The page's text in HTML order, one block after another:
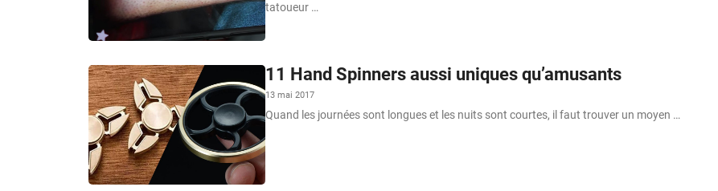
tatoueur …
11 Hand Spinners aussi uniques qu’amusants
13 mai 2017
Quand les journées sont longues et les nuits sont courtes, il faut trouver un moyen …